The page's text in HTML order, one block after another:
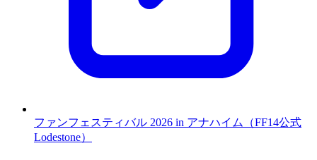
ファンフェスティバル 2026 in アナハイム（FF14公式
Lodestone）